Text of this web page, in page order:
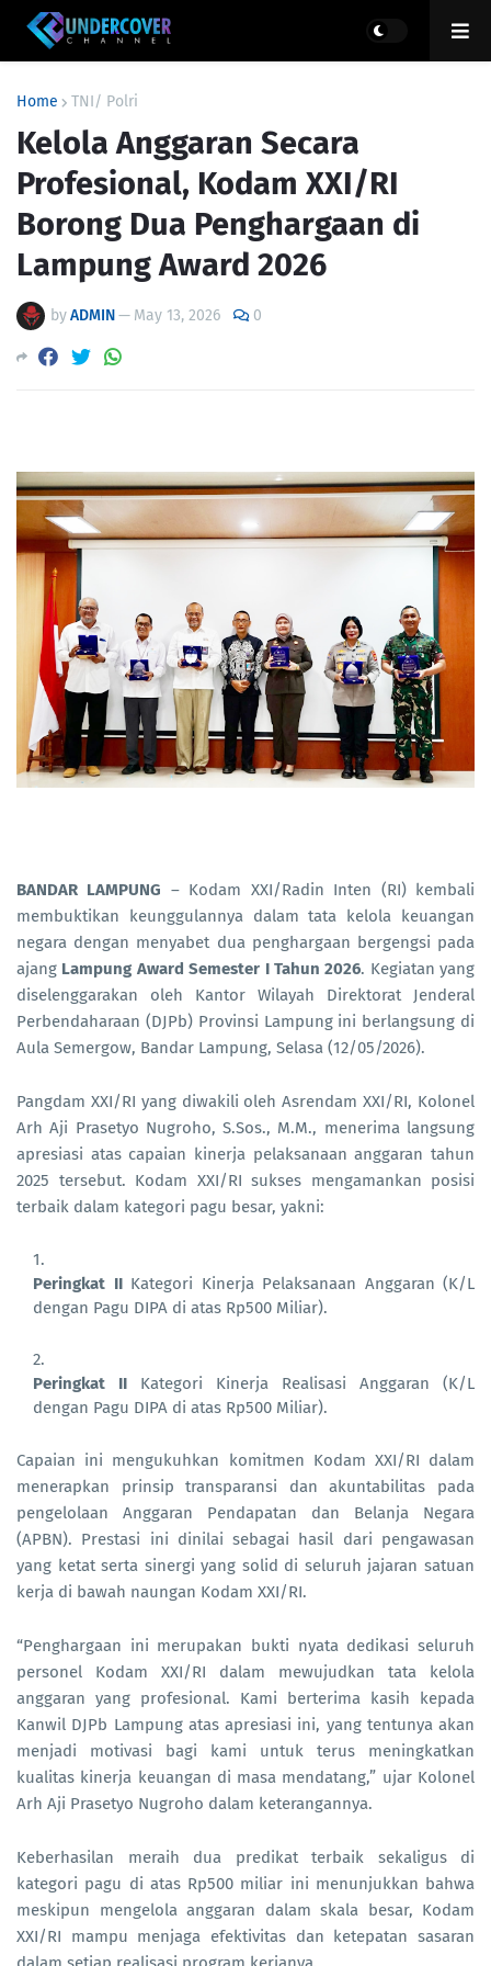
Home TNI/ Polri
Kelola Anggaran Secara
Profesional, Kodam XXI/RI
Borong Dua Penghargaan di
Lampung Award 2026
byADMIN— May 13, 2026 0
BANDAR LAMPUNG – Kodam XXI/Radin Inten (RI) kembali
membuktikan keunggulannya dalam tata kelola keuangan
negara dengan menyabet dua penghargaan bergengsi pada
ajang Lampung Award Semester I Tahun 2026. Kegiatan yang
diselenggarakan oleh Kantor Wilayah Direktorat Jenderal
Perbendaharaan (DJPb) Provinsi Lampung ini berlangsung di
Aula Semergow, Bandar Lampung, Selasa (12/05/2026).
Pangdam XXI/RI yang diwakili oleh Asrendam XXI/RI, Kolonel
Arh Aji Prasetyo Nugroho, S.Sos., M.M., menerima langsung
apresiasi atas capaian kinerja pelaksanaan anggaran tahun
2025 tersebut. Kodam XXI/RI sukses mengamankan posisi
terbaik dalam kategori pagu besar, yakni:
Peringkat IIKategori Kinerja Pelaksanaan Anggaran (K/L
dengan Pagu DIPA di atas Rp500 Miliar).
Peringkat II Kategori Kinerja Realisasi Anggaran (K/L
dengan Pagu DIPA di atas Rp500 Miliar).
Capaian ini mengukuhkan komitmen Kodam XXI/RI dalam
menerapkan prinsip transparansi dan akuntabilitas pada
pengelolaan Anggaran Pendapatan dan Belanja Negara
(APBN). Prestasi ini dinilai sebagai hasil dari pengawasan
yang ketat serta sinergi yang solid di seluruh jajaran satuan
kerja di bawah naungan Kodam XXI/RI.
“Penghargaan ini merupakan bukti nyata dedikasi seluruh
personel Kodam XXI/RI dalam mewujudkan tata kelola
anggaran yang profesional. Kami berterima kasih kepada
Kanwil DJPb Lampung atas apresiasi ini, yang tentunya akan
menjadi motivasi bagi kami untuk terus meningkatkan
kualitas kinerja keuangan di masa mendatang,” ujar Kolonel
Arh Aji Prasetyo Nugroho dalam keterangannya.
Keberhasilan meraih dua predikat terbaik sekaligus di
kategori pagu di atas Rp500 miliar ini menunjukkan bahwa
meskipun mengelola anggaran dalam skala besar, Kodam
XXI/RI mampu menjaga efektivitas dan ketepatan sasaran